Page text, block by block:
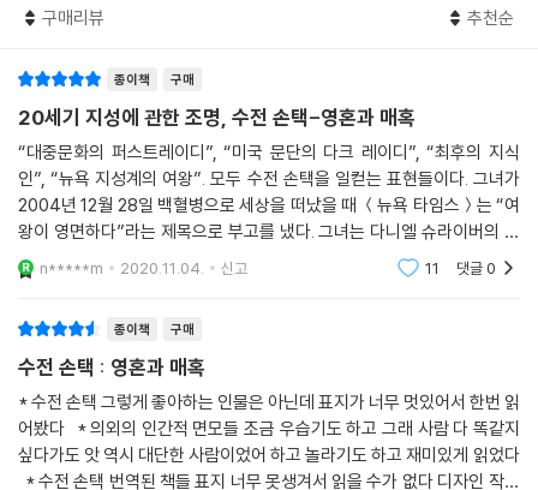
찾고자 했다. 그의 동기는 시대에 역행하는 것이 자신의 목적이라고 공표
질병과 의료, 취향과 스타일, 페미니즘과 섹슈얼리티, 명성과 영향력에 관
한 수전 손택의 통찰은 재현할 수 없는 20세기의 유산이지만, 그가 몸소 증
명한 것처럼 현대의 정전正傳으로도 여전히 유효하다. 글항아리는 두 차
례에 걸쳐 과거의 기억이자 현대의 기준이 된 수전 손택의 삶과 시대를 오
늘의 독자에게 소개한다.
첫 책 『수전 손택: 영혼과 매혹Susan Sontag: Geist und Glamour』은
독일의 비평가 다니엘 슈라이버가 손택 사후 펴낸 첫 평전으로, 손택의 일
학가이자 지식인으로서의 삶을 하나의 프로젝트로서 조명한다. 다방면에
서 활동한 수전 손택의 작업 목록이 정연하게 정리되어 있는 것은 물론, 수
전 손택 프로젝트에 일조하거나 참조되었던 당대 지성과 뉴욕 보헤미안 세
계의 지형도를 망라하며 균형 잡힌 시선으로 생애와 업적을 갈무리한다. 2
020년 퓰리처상 수상작인 두 번째 책 『수전 손택: 삶과 일Sontag: Her Li
fe and Work』(근간)은 전기작가 벤저민 모서가 방대한 자료 조사와 함
- [퍼블리셔스 위클리]
“왜 손택이 여전히 사람들의 흥미를 끄는 감식력을 갖춘 다재다능한 작가
인지를, 간결하고 이해하기 쉬운 방식으로 밝혀낸다.”
- [컬럼버스 디스패치]
구매리뷰 추천순
종이책 구매
20세기 지성에 관한 조명, 수전 손택-영혼과 매혹
“대중문화의 퍼스트레이디”, “미국 문단의 다크 레이디”, “최후의 지식
인”, “뉴욕 지성계의 여왕”. 모두 수전 손택을 일컫는 표현들이다. 그녀가
2004년 12월 28일 백혈병으로 세상을 떠났을 때 ＜뉴욕 타임스＞는 “여
왕이 영면하다”라는 제목으로 부고를 냈다. 그녀는 다니엘 슈라이버의 책
제목처럼 20세기 지식인 가운데 가장 매혹적인 인물이다. 수전 손택이 어
떤 인
n*****m 2020.11.04. 신고 11 댓글0
종이책 구매
수전 손택 : 영혼과 매혹
* 수전 손택 그렇게 좋아하는 인물은 아닌데 표지가 너무 멋있어서 한번 읽
어봤다 * 의외의 인간적 면모들 조금 우습기도 하고 그래 사람 다 똑같지
싶다가도 앗 역시 대단한 사람이었어 하고 놀라기도 하고 재미있게 읽었다